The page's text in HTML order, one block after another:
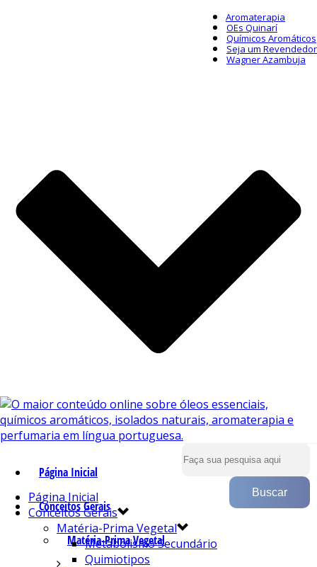
Aromaterapia
OEs Quinarí
Químicos Aromáticos
Seja um Revendedor
Wagner Azambuja
Página Inicial
Conceitos Gerais
Matéria-Prima Vegetal
Página Inicial
Conceitos Gerais
Matéria-Prima Vegetal
Metabolismo Secundário
Quimiotipos